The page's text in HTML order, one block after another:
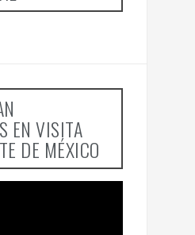
EN VISITA
DE MÉXICO